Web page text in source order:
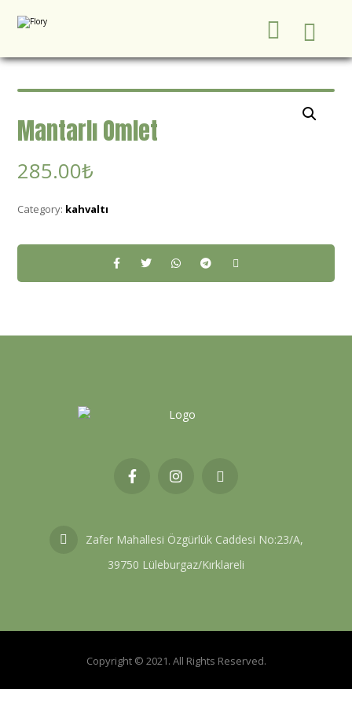
Mantarlı Omlet
285.00₺
Category: kahvaltı
Zafer Mahallesi Özgürlük Caddesi No:23/A,
39750 Lüleburgaz/Kırklareli
Copyright © 2021. All Rights Reserved.